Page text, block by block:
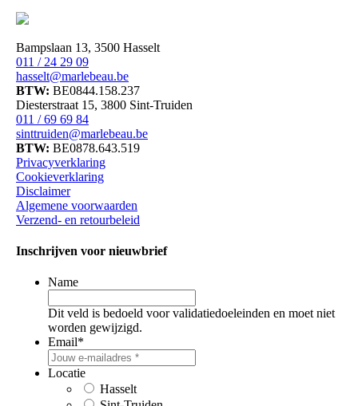
Bampslaan 13, 3500 Hasselt
011 / 24 29 09
hasselt@marlebeau.be
BTW: BE0844.158.237
Diesterstraat 15, 3800 Sint-Truiden
011 / 69 69 84
sinttruiden@marlebeau.be
BTW: BE0878.643.519
Privacyverklaring
Cookieverklaring
Disclaimer
Algemene voorwaarden
Verzend- en retourbeleid
Inschrijven voor nieuwbrief
Name
Dit veld is bedoeld voor validatiedoeleinden en moet niet
worden gewijzigd.
Email*
Locatie
Hasselt